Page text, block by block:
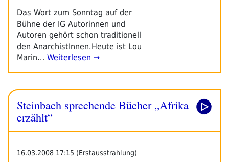
Das Wort zum Sonntag auf der
Bühne der IG Autorinnen und
Autoren gehört schon traditionell
den AnarchistInnen.Heute ist Lou
Marin… Weiterlesen →
Steinbach sprechende Bücher „Afrika
erzählt“
16.03.2008 17:15 (Erstausstrahlung)